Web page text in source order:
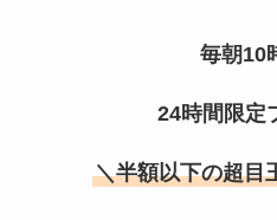
五家宝はどこで買える？
毎朝10
24時間限定
＼半額以下の超目